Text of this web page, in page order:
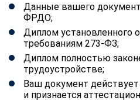
Данные вашего
ФРДО;
Диплом установленного
требованиям 273-ФЗ;
Диплом полностью
трудоустройстве;
Ваш документ
и признается